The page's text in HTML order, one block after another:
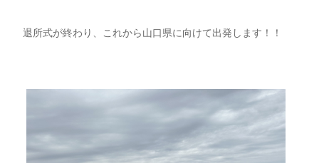
退所式が終わり、これから山口県に向けて出発します！！